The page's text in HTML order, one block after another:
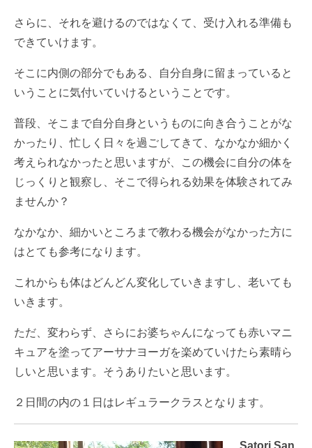
さらに、それを避けるのではなくて、受け入れる準備も
できていけます。
そこに内側の部分でもある、自分自身に留まっていると
いうことに気付いていけるということです。
普段、そこまで自分自身というものに向き合うことがな
かったり、忙しく日々を過ごしてきて、なかなか細かく
考えられなかったと思いますが、この機会に自分の体を
じっくりと観察し、そこで得られる効果を体験されてみ
ませんか？
なかなか、細かいところまで教わる機会がなかった方に
はとても参考になります。
これからも体はどんどん変化していきますし、老いても
いきます。
ただ、変わらず、さらにお婆ちゃんになっても赤いマニ
キュアを塗ってアーサナヨーガを楽めていけたら素晴ら
しいと思います。そうありたいと思います。
２日間の内の１日はレギュラークラスとなります。
Satori.San